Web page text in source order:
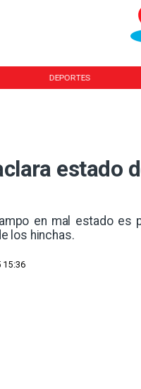
DEPORTES
estado
en mal estado es
los hinchas.
15:36